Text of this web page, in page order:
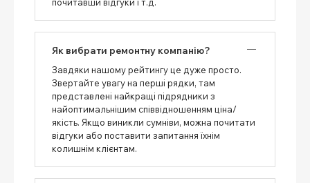
Як вибрати ремонтну компанію?
Завдяки нашому рейтингу це дуже просто.
Звертайте увагу на перші рядки, там
представлені найкращі підрядники з
найоптимальнішим співвідношенням ціна/
якість. Якщо виникли сумніви, можна почитати
відгуки або поставити запитання їхнім
колишнім клієнтам.